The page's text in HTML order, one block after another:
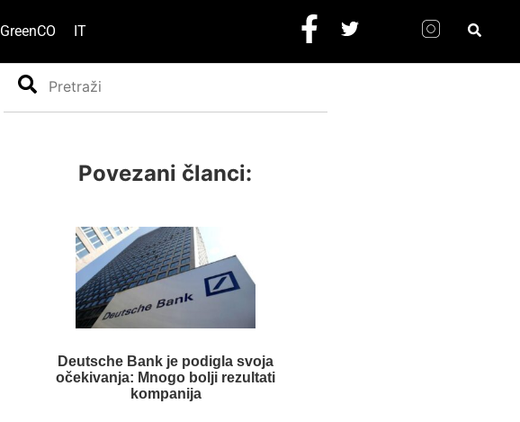
GreenCO IT
Search
Povezani članci:
Deutsche Bank je podigla svoja
očekivanja: Mnogo bolji rezultati
kompanija